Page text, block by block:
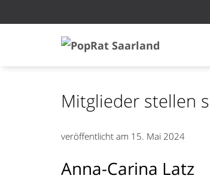
Mitglieder stellen
veröffentlicht am 15. Mai 2024
Anna-Carina Latz